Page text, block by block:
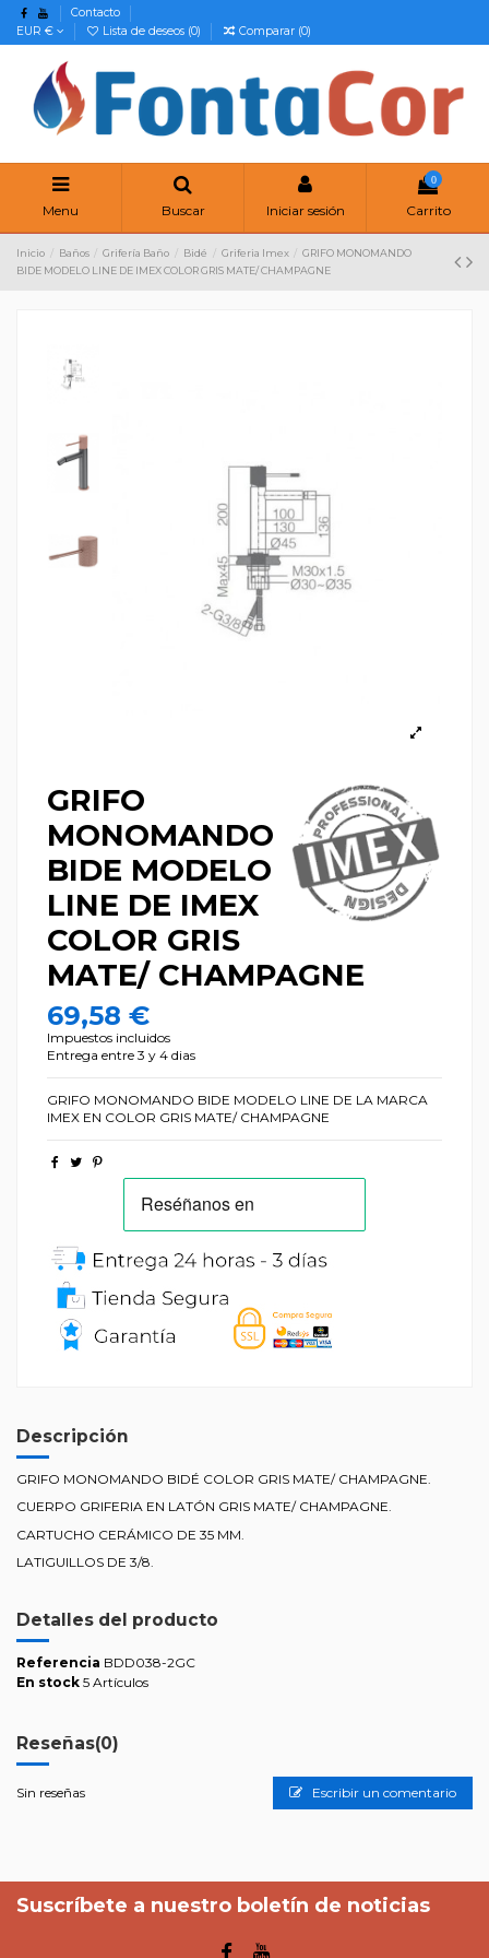
Contacto
EUR €
Lista de deseos (0) Comparar (0)
Menu Buscar Iniciar sesión
0
Carrito
Inicio Baños Grifería Baño Bidé Griferia Imex
GRIFO MONOMANDO
BIDE MODELO LINE DE IMEX COLOR GRIS MATE/ CHAMPAGNE
GRIFO
MONOMANDO
BIDE MODELO
LINE DE IMEX
COLOR GRIS
MATE/ CHAMPAGNE
69,58 €
Impuestos incluidos
Entrega entre 3 y 4 dias
GRIFO MONOMANDO BIDE MODELO LINE DE LA MARCA
IMEX EN COLOR GRIS MATE/ CHAMPAGNE
Descripción
GRIFO MONOMANDO BIDÉ COLOR GRIS MATE/ CHAMPAGNE.
CUERPO GRIFERIA EN LATÓN GRIS MATE/ CHAMPAGNE.
CARTUCHO CERÁMICO DE 35 MM.
LATIGUILLOS DE 3/8.
Detalles del producto
Referencia BDD038-2GC
En stock 5 Artículos
Reseñas(0)
Sin reseñas Escribir un comentario
Suscríbete a nuestro boletín de noticias